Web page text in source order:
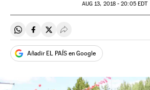
AUG 13, 2018 - 20:05EDT
Compartir en Whatsapp
Compartir en Facebook
Compartir en Twitter
Desplegar Redes Sociales
Añadir EL PAÍS en Google